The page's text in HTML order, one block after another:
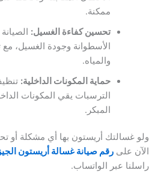
ممكنة.
تحسين كفاءة الغسيل:
الأسطوانة وجودة الغسيل، مع
والمياه.
حماية المكونات الداخلية:
الترسبات يقي المكونات
المبكر.
ولو غسالتك أريستون بها أي مشكلة أو
الآن على رقم صيانة غسالة أريستون
راسلنا عبر الواتساب.